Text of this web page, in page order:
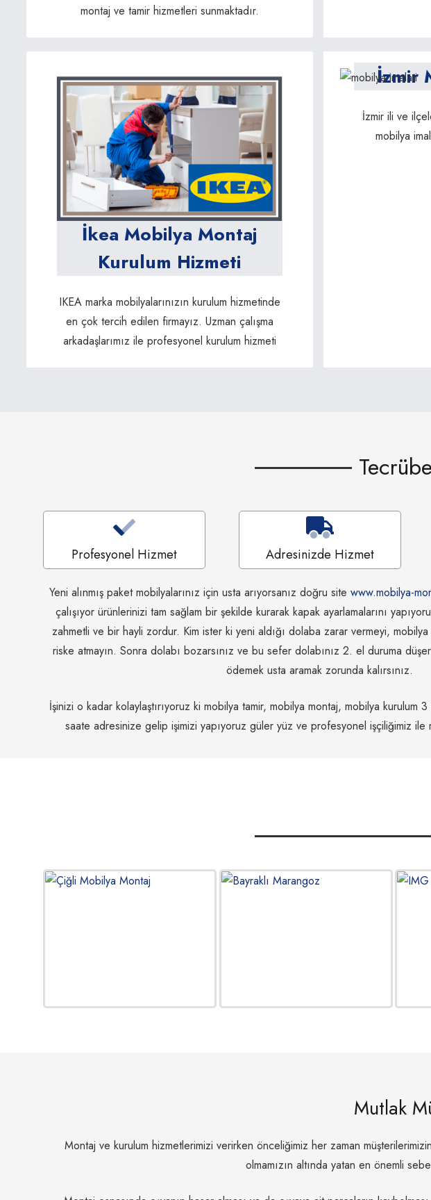
montaj ve tamir hizmetleri sunmaktadır.
İkea Mobilya Montaj
Kurulum Hizmeti
IKEA marka mobilyalarınızın kurulum hizmetinde
en çok tercih edilen firmayız. Uzman çalışma
arkadaşlarımız ile profesyonel kurulum hizmeti
İzmir
İzmir ili ve
mobilya
Profesyonel Hizmet Adresinizde Hizmet
Yeni alınmış paket mobilyalarınız için usta arıyorsanız doğru site www.mobilya-
çalışıyor ürünlerinizi tam sağlam bir şekilde kurarak kapak ayarlamalarını
zahmetli ve bir hayli zordur. Kim ister ki yeni aldığı dolaba zarar vermeyi,
riske atmayın. Sonra dolabı bozarsınız ve bu sefer dolabınız 2. el duruma
ödemek usta aramak zorunda kalırsınız.
İşinizi o kadar kolaylaştırıyoruz ki mobilya tamir, mobilya montaj, mobilya kurulum
saate adresinize gelip işimizi yapıyoruz güler yüz ve profesyonel işçiliğimiz ile
Mutlak
Montaj ve kurulum hizmetlerimizi verirken önceliğimiz her zaman
olmamızın altında yatan en önemli